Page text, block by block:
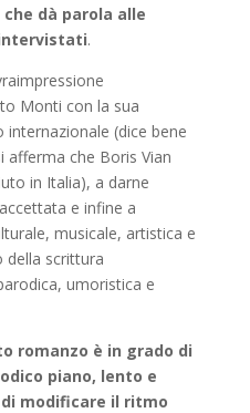
dà parola alle
.
Monti con la sua
(dice bene
afferma che Boris Vian
in Italia), a darne
e infine a
musicale, artistica e
della scrittura
umoristica e
romanzo è in grado di
piano, lento e
modificare il ritmo